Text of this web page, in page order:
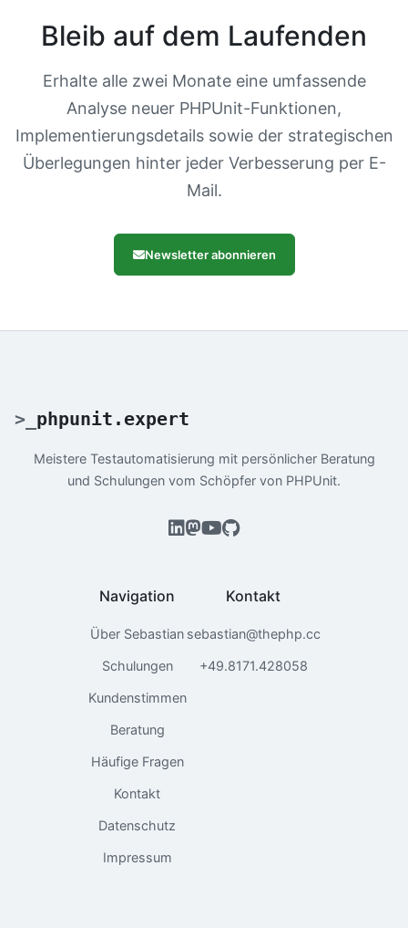
Bleib auf dem Laufenden
Erhalte alle zwei Monate eine umfassende
Analyse neuer PHPUnit-Funktionen,
Implementierungsdetails sowie der strategischen
Überlegungen hinter jeder Verbesserung per E-
Mail.
Newsletter abonnieren
> phpunit.expert
Meistere Testautomatisierung mit persönlicher Beratung
und Schulungen vom Schöpfer von PHPUnit.
Navigation
Über Sebastian
Schulungen
Kundenstimmen
Beratung
Häufige Fragen
Kontakt
Datenschutz
Impressum
Kontakt
sebastian@thephp.cc
+49.8171.428058